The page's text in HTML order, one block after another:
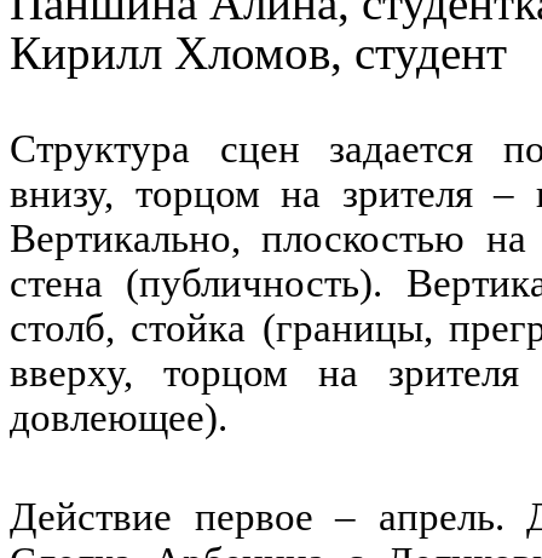
Кирилл Хломов, студент
Структура сцен задается
внизу, торцом на зрителя –
Вертикально, плоскостью
стена (публичность).
столб, стойка (границы,
вверху, торцом на
довлеющее).
Действие первое – апрель.